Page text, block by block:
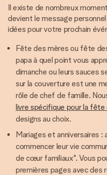
Il existe de nombreux
devient le message
idées pour votre prochain
Fête des mères ou fête
papa à quel point vous
dimanche ou leurs sauces
sur la couverture est une
rôle de chef de famille.
livre spécifique pour la fête
designs au choix.
Mariages et anniversaires :
commencer leur vie
de cœur familiaux". Vous
premières pages avec des